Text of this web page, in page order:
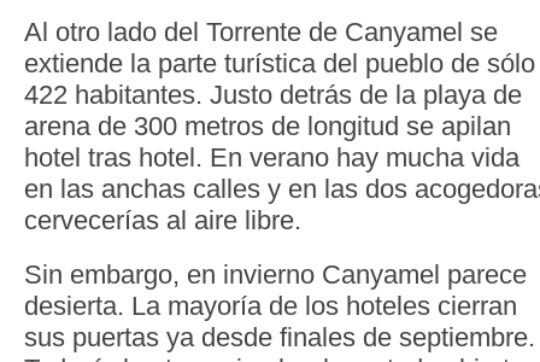
Al otro lado del Torrente de Canyamel se
extiende la parte turística del pueblo de sólo
422 habitantes. Justo detrás de la playa de
arena de 300 metros de longitud se apilan
hotel tras hotel. En verano hay mucha vida
en las anchas calles y en las dos
cervecerías al aire libre.
Sin embargo, en invierno Canyamel parece
desierta. La mayoría de los hoteles cierran
sus puertas ya desde finales de septiembre.